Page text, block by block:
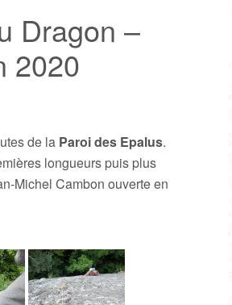
Dragon –
2020
de la Paroi des Epalus.
longueurs puis plus
Michel Cambon ouverte en